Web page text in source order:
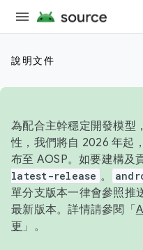
說明文件
為配合主幹穩定開發模型
性，我們將自 2026 年起
布至 AOSP。如要建構及
latest-release 。
單分支版本一律會參照推
最新版本。詳情請參閱「
更 」。